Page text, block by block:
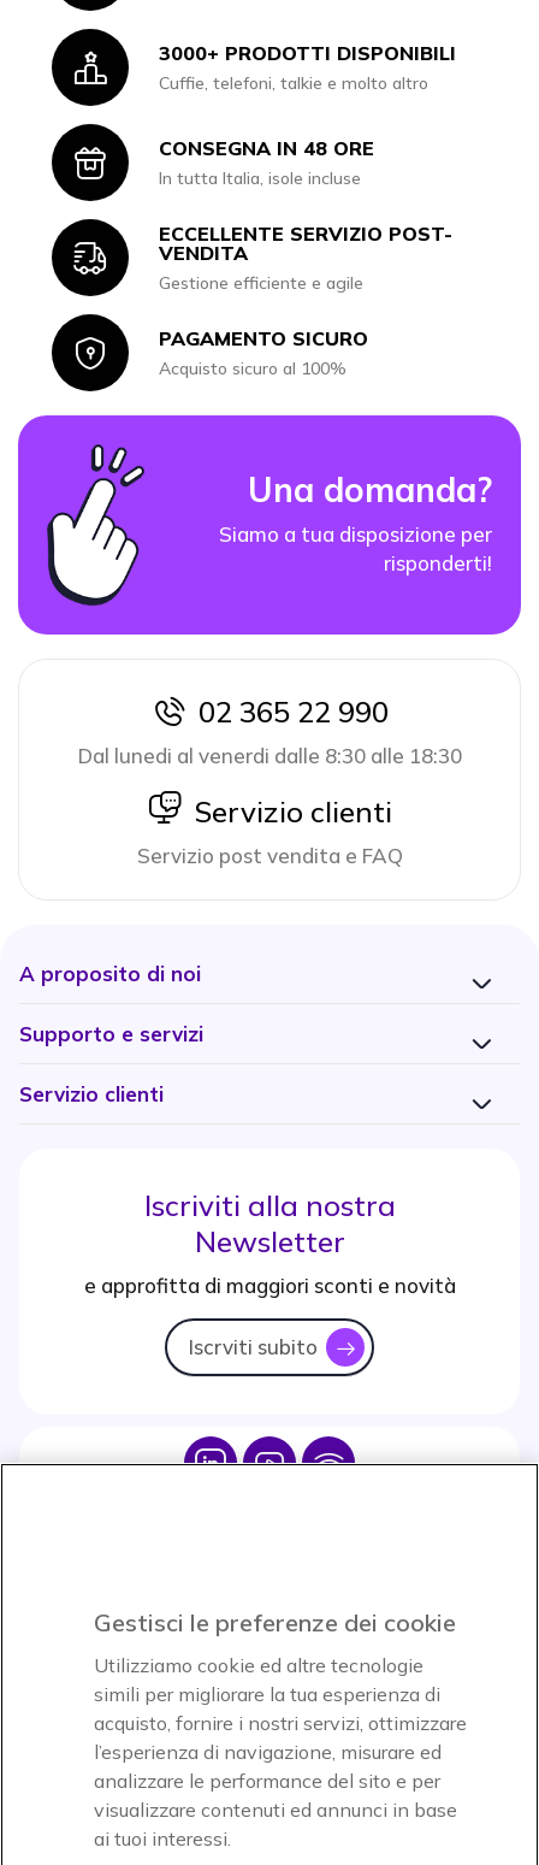
Icon3000+ PRODOTTI DISPONIBILI
Cuffie, telefoni, talkie e molto altro
IconCONSEGNA IN 48 ORE
In tutta Italia, isole incluse
Icon
ECCELLENTE SERVIZIO POST-
VENDITA
Gestione efficiente e agile
IconPAGAMENTO SICURO
Acquisto sicuro al 100%
Una domanda?
Siamo a tua disposizione per
risponderti!
icon
02 365 22 990
Dal lunedi al venerdi dalle 8:30 alle 18:30
icon
Servizio clienti
Servizio post vendita e FAQ
A proposito di noi
Supporto e servizi
Servizio clienti
Iscriviti alla nostra
Newsletter
e approfitta di maggiori sconti e novità
Iscrviti subito icon
Icon IconIcon
Accettiamo
Onedirect, azienda del gruppo INCEPT
Gestisci le preferenze dei cookie
Utilizziamo cookie ed altre tecnologie
simili per migliorare la tua esperienza di
acquisto, fornire i nostri servizi, ottimizzare
l’esperienza di navigazione, misurare ed
analizzare le performance del sito e per
visualizzare contenuti ed annunci in base
ai tuoi interessi.